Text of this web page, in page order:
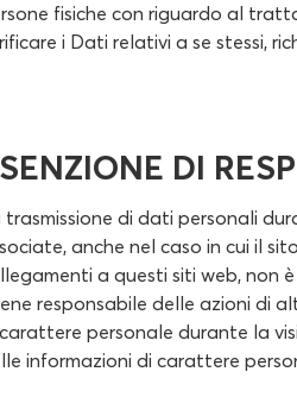
fisiche con riguardo al
i Dati relativi a se stessi,
DI
trasmissione di dati personali
anche nel caso in cui il
a questi siti web, non
responsabile delle azioni di
personale durante la
informazioni di carattere